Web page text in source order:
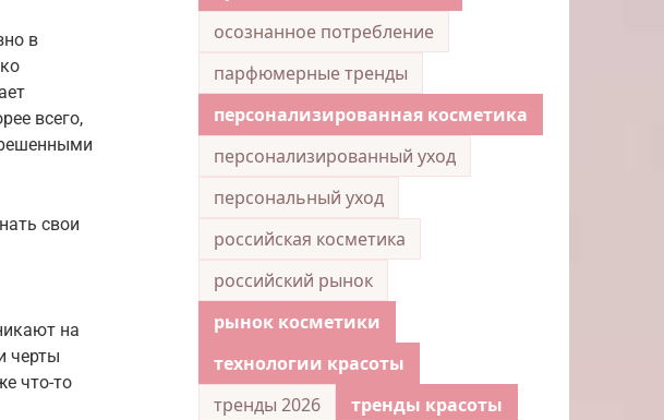
в
всего,
свои
на
черты
что-то
осознанное потребление
парфюмерные тренды
персонализированная косметика
персонализированный уход
персональный уход
российская косметика
российский рынок
рынок косметики
технологии красоты
тренды 2026
тренды красоты